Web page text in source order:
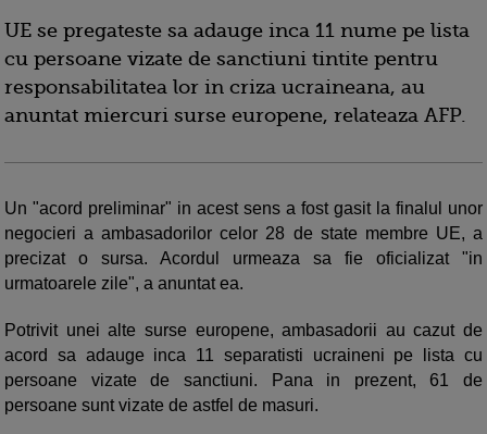
UE se pregateste sa adauge inca 11 nume pe lista
cu persoane vizate de sanctiuni tintite pentru
responsabilitatea lor in criza ucraineana, au
anuntat miercuri surse europene, relateaza AFP.
Un "acord preliminar" in acest sens a fost gasit la finalul unor
negocieri a ambasadorilor celor 28 de state membre UE, a
precizat o sursa. Acordul urmeaza sa fie oficializat "in
urmatoarele zile", a anuntat ea.
Potrivit unei alte surse europene, ambasadorii au cazut de
acord sa adauge inca 11 separatisti ucraineni pe lista cu
persoane vizate de sanctiuni. Pana in prezent, 61 de
persoane sunt vizate de astfel de masuri.